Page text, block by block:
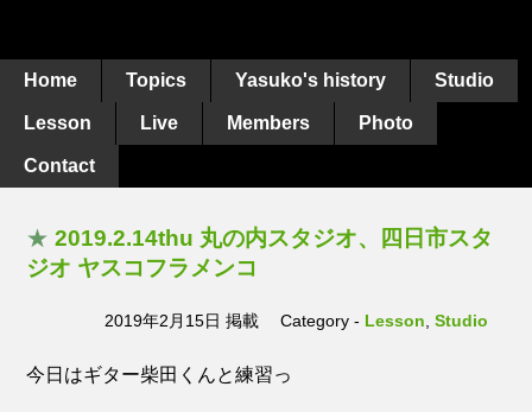
Home Topics Yasuko's history Studio
Lesson Live Members Photo
Contact
★ 2019.2.14thu 丸の内スタジオ、四日市スタ
ジオ ヤスコフラメンコ
2019年2月15日 掲載 Category - Lesson ,Studio
今日はギター柴田くんと練習っ